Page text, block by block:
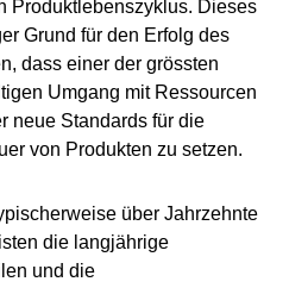
Produktlebenszyklus. Dieses
Grund für den Erfolg des
dass einer der grössten
Umgang mit Ressourcen
neue Standards für die
von Produkten zu setzen.
über Jahrzehnte
die langjährige
und die